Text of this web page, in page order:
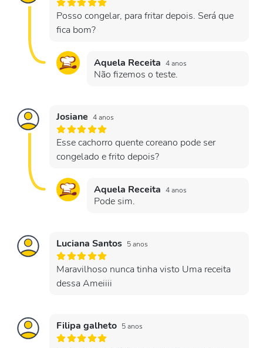
Posso congelar, para fritar depois. Será que
fica bom?
Aquela Receita 4 anos
Não fizemos o teste.
Josiane 4 anos
Esse cachorro quente coreano pode ser
congelado e frito depois?
Aquela Receita 4 anos
Pode sim.
Luciana Santos 5 anos
Maravilhoso nunca tinha visto Uma receita
dessa Ameiiii
Filipa galheto 5 anos